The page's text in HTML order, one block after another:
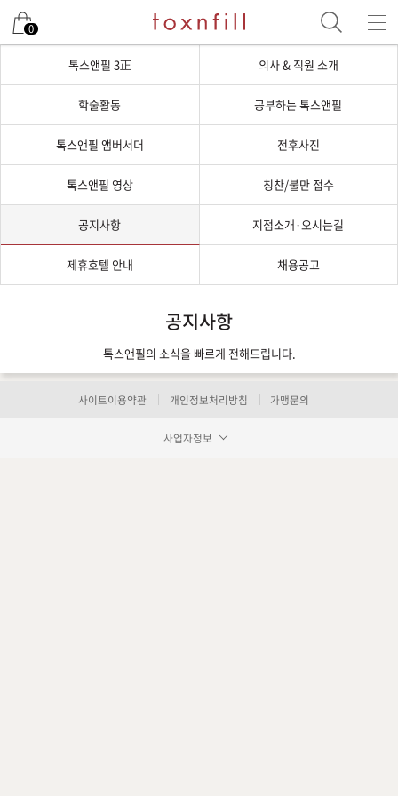
0
톡스앤필 3正 의사 & 직원 소개
학술활동 공부하는 톡스앤필
톡스앤필 앰버서더 전후사진
톡스앤필 영상 칭찬/불만 접수
공지사항 지점소개·오시는길
제휴호텔 안내 채용공고
공지사항
톡스앤필의 소식을 빠르게 전해드립니다.
사이트이용약관 개인정보처리방침 가맹문의
사업자정보